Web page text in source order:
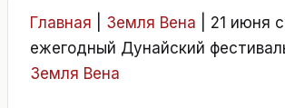
Главная Земля Вена
21 июня
ежегодный Дунайский
Земля Вена